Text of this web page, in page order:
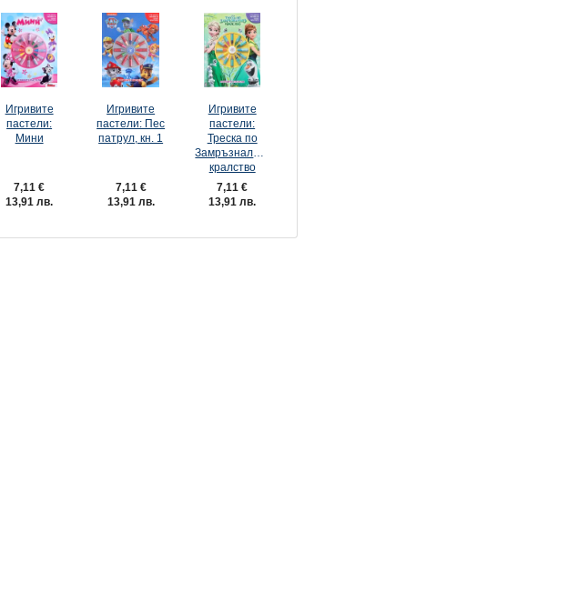
Игривите
пастели:
Мини
7,11 €
13,91 лв.
Игривите
пастели: Пес
патрул, кн. 1
7,11 €
13,91 лв.
Игривите
пастели:
Треска по
Замръзналото
кралство
7,11 €
13,91 лв.